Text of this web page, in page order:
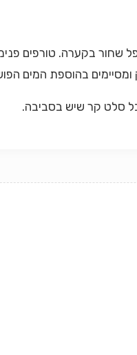
בקערה. טורפים
בהוספת המים